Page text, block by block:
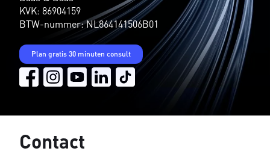
KVK: 86904159
BTW-nummer: NL864141506B01
Plan gratis 30 minuten consult
Contact